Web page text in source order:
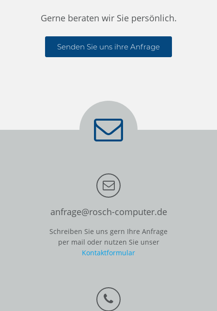
Gerne beraten wir Sie persönlich.
Senden Sie uns ihre Anfrage
anfrage@rosch-computer.de
Schreiben Sie uns gern Ihre Anfrage
per mail oder nutzen Sie unser
Kontaktformular